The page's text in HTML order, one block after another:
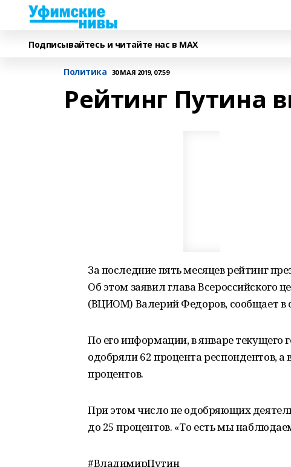
Подписывайтесь и читайте нас в MAX
Политика 30 МАЯ 2019, 07:59
Рейтинг Путина
За последние пять месяцев рейтинг
Об этом заявил глава Всероссийского
(ВЦИОМ) Валерий Федоров, сообщает в
По его информации, в январе текущего
одобряли 62 процента респондентов, а
процентов.
При этом число не одобряющих
до 25 процентов. «То есть мы
#ВладимирПутин